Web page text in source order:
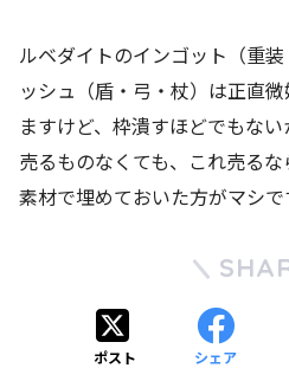
ルベダイトのインゴット（重
ッシュ（盾・弓・杖）は正直
ますけど、枠潰すほどでもない
売るものなくても、これ売る
素材で埋めておいた方がマシで
ポスト シェア